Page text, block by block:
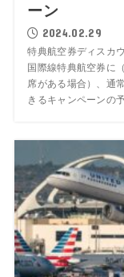
ーン
2024.02.29
特典航空券ディスカ
国際線特典航空券に
席がある場合）、通
きるキャンペーンの予